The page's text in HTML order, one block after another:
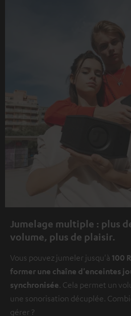
Jumelage multiple : plus
volume, plus de plaisir.
Vous pouvez jumeler jusqu'à 100
former une chaîne d'enceintes
synchronisée. Cela permet un
une sonorisation décuplée.
gérer ?